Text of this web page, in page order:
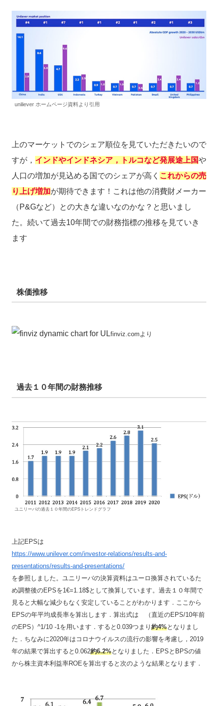
uniliever ホームページ資料より引用
上のマーケットでのシェア順位を見ていただきたいので
すが， インドやインドネシア，トルコなど発展途上国や
人口の増加が見込める国でのシェアが高く これからの売
り上げ増加が期待できます！これは他の消費財メーカー
（P&Gなど）との大きな違いなのかな？と思いまし
た。続いて過去10年間での財務指標の推移を見ていき
ます
株価推移
finviz.comより
過去１０年間の財務推移
ユニリーバの過去１０年間のEPSトレンドグラフ
上記EPSは
https://www.unilever.com/investor-relations/results-and-
presentations/results-and-presentations/
を参照しました。ユニリーバの決算資料はユーロ換算されているた
め調整後のEPSを1€=1.18$として換算しています。過去１０年間で
見ると大幅な減少もなく安定していることがわかります．ここから
EPSの年平均成長率を算出します．算出式は （直近のEPS/10年前
のEPS）^1/10 -1を用います．すると0.039つまり 約4%となりまし
た．ちなみに2020年はコロナウイルスの流行の影響を考慮し，2019
年の結果で算出すると0.062約6.2%となりました．EPSとBPSの値
から株主資本利益率ROEを算出すると次のような結果となります．